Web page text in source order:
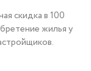
скидка в 100
жилья у